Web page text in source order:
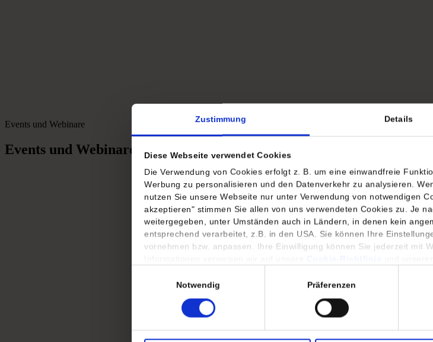
Zustimmung Details
Diese Webseite verwendet Cookies
Die Verwendung von Cookies erfolgt z. B. um eine einwandfreie
Werbung zu personalisieren und den Datenverkehr zu analysieren.
nutzen Sie unsere Webseite nur unter Verwendung von notwendigen
akzeptieren" stimmen Sie allen von uns verwendeten Cookies zu. Je
weitergegeben, unter Umständen auch in Ländern, in denen kein
entsprechend verarbeitet, z.B. in den USA. Sie können Ihre
vornehmen bzw. anpassen. Ihre Einwilligung können Sie jederzeit mit
Notwendig
Präferenzen
Events und Webinare
Events und Webinare